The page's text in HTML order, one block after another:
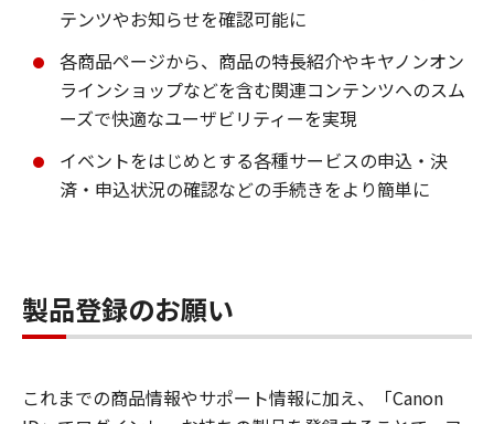
テンツやお知らせを確認可能に
各商品ページから、商品の特長紹介やキヤノンオン
ラインショップなどを含む関連コンテンツへのスム
ーズで快適なユーザビリティーを実現
イベントをはじめとする各種サービスの申込・決
済・申込状況の確認などの手続きをより簡単に
製品登録のお願い
これまでの商品情報やサポート情報に加え、「Canon